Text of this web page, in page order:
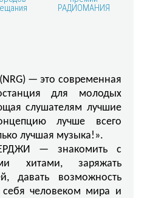
РАДИОМАНИЯ
— это современная
для молодых
слушателям лучшие
лучше всего
лучшая музыка!».
— знакомить с
хитами, заряжать
давать возможность
себя человеком мира и